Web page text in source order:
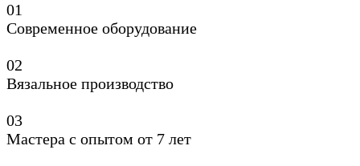
01
Современное оборудование
02
Вязальное производство
03
Мастера с опытом от 7 лет